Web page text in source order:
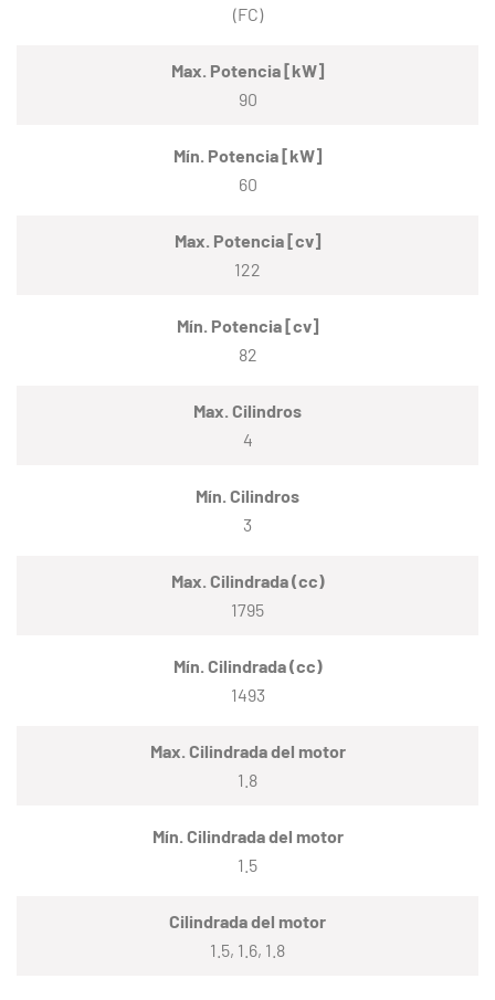
(FC)
Max. Potencia [kW]
90
Mín. Potencia [kW]
60
Max. Potencia [cv]
122
Mín. Potencia [cv]
82
Max. Cilindros
4
Mín. Cilindros
3
Max. Cilindrada (cc)
1795
Mín. Cilindrada (cc)
1493
Max. Cilindrada del motor
1.8
Mín. Cilindrada del motor
1.5
Cilindrada del motor
1.5, 1.6, 1.8